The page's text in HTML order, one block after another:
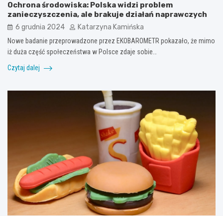
Ochrona środowiska: Polska widzi problem
zanieczyszczenia, ale brakuje działań naprawczych
6 grudnia 2024 Katarzyna Kamińska
Nowe badanie przeprowadzone przez EKOBAROMETR pokazało, że mimo
iż duża część społeczeństwa w Polsce zdaje sobie…
Czytaj dalej